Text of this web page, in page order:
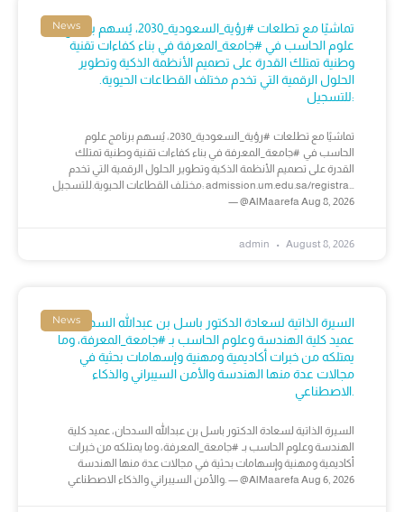
News
تماشيًا مع تطلعات #رؤية_السعودية_2030، يُسهم برنامج
علوم الحاسب في #جامعة_المعرفة في بناء كفاءات تقنية
وطنية تمتلك القدرة على تصميم الأنظمة الذكية وتطوير
الحلول الرقمية التي تخدم مختلف القطاعات الحيوية.
للتسجيل:
تماشيًا مع تطلعات #رؤية_السعودية_2030، يُسهم برنامج علوم
الحاسب في #جامعة_المعرفة في بناء كفاءات تقنية وطنية تمتلك
القدرة على تصميم الأنظمة الذكية وتطوير الحلول الرقمية التي تخدم
مختلف القطاعات الحيوية.للتسجيل: admission.um.edu.sa/registra…
— @AlMaarefa Aug 8, 2026
admin August 8, 2026
Newsالسيرة الذاتية لسعادة الدكتور باسل بن عبدالله السدحان،
عميد كلية الهندسة وعلوم الحاسب بـ #جامعة_المعرفة، وما
يمتلكه من خبرات أكاديمية ومهنية وإسهامات بحثية في
مجالات عدة منها الهندسة والأمن السيبراني والذكاء
السيرة الذاتية لسعادة الدكتور باسل بن عبدالله السدحان، عميد كلية
الهندسة وعلوم الحاسب بـ #جامعة_المعرفة، وما يمتلكه من خبرات
أكاديمية ومهنية وإسهامات بحثية في مجالات عدة منها الهندسة
والأمن السيبراني والذكاء الاصطناعي. — @AlMaarefa Aug 6, 2026